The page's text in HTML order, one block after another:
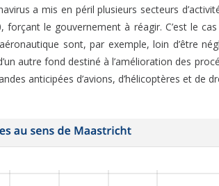
a mis en péril plusieurs secteurs
le gouvernement à réagir. C’est le
sont, par exemple, loin d’être
autre fond destiné à l’amélioration des
anticipées d’avions, d’hélicoptères et de